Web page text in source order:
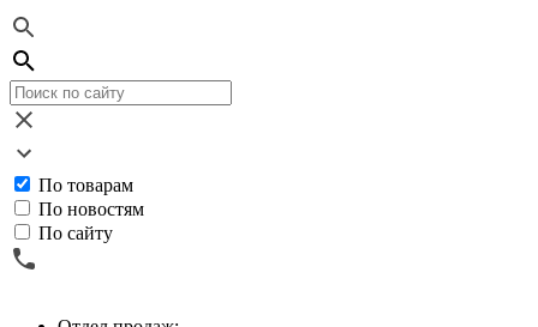
По товарам
По новостям
По сайту